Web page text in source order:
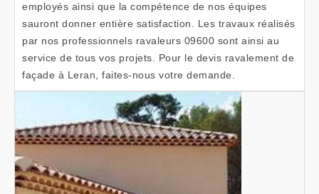
employés ainsi que la compétence de nos équipes
sauront donner entière satisfaction. Les travaux réalisés
par nos professionnels ravaleurs 09600 sont ainsi au
service de tous vos projets. Pour le devis ravalement de
façade à Leran, faites-nous votre demande.